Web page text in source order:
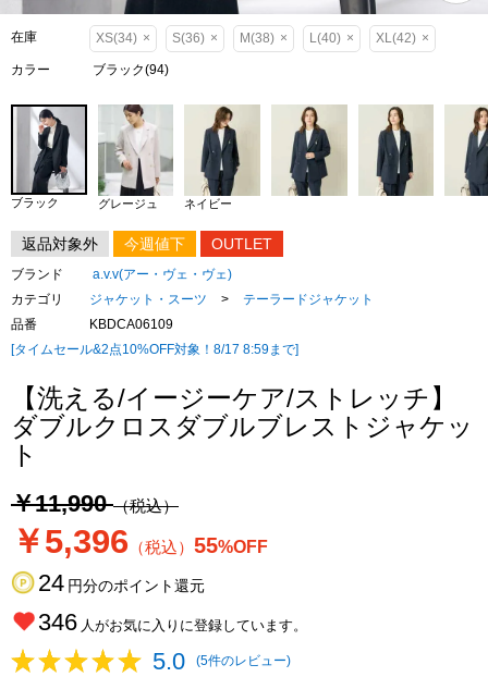
在庫 XS(34) × S(36) × M(38) × L(40) × XL(42) ×
カラー ブラック(94)
ブラック グレージュ ネイビー
返品対象外 今週値下 OUTLET
ブランド
a.v.v(アー・ヴェ・ヴェ)
カテゴリ
ジャケット・スーツ >
テーラードジャケット
品番
KBDCA06109
[タイムセール&2点10%OFF対象！8/17 8:59まで]
【洗える/イージーケア/ストレッチ】
ダブルクロスダブルブレストジャケッ
ト
￥11,990（税込）
￥5,396 （税込） 55%OFF
24 円分のポイント還元
346 人がお気に入りに登録しています。
5.0 (5件のレビュー)